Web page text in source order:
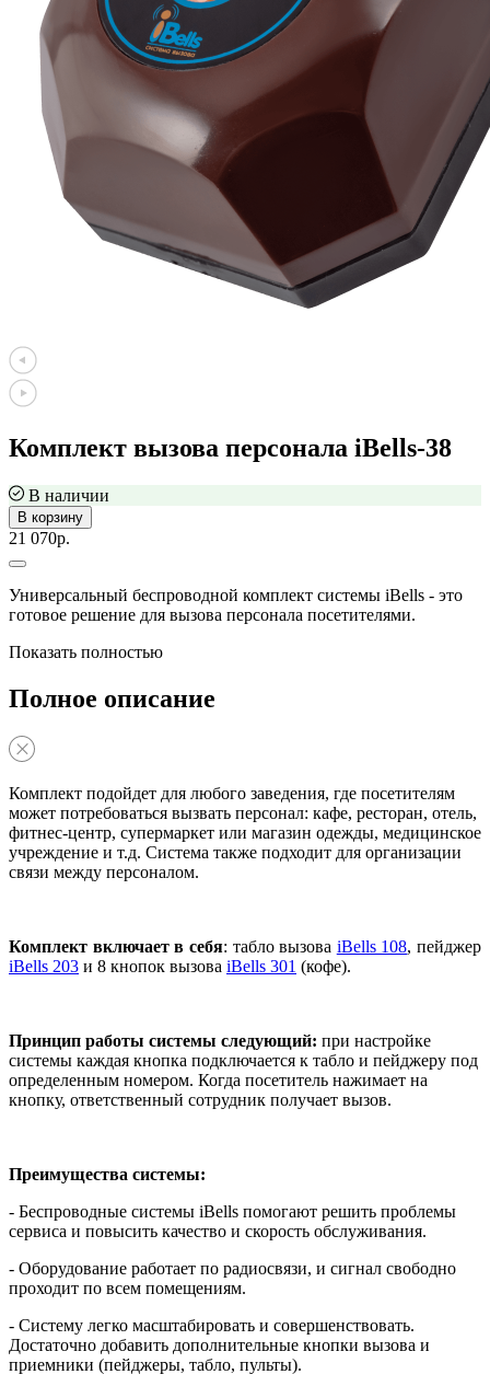
Комплект вызова персонала iBells-38
В наличии
В корзину
21 070р.
Универсальный беспроводной комплект системы iBells - это
готовое решение для вызова персонала посетителями.
Показать полностью
Полное описание
Комплект подойдет для любого заведения, где посетителям
может потребоваться вызвать персонал: кафе, ресторан, отель,
фитнес-центр, супермаркет или магазин одежды, медицинское
учреждение и т.д. Система также подходит для организации
связи между персоналом.
Комплект включает в себя: табло вызова iBells 108, пейджер
iBells 203 и 8 кнопок вызова iBells 301 (кофе).
Принцип работы системы следующий: при настройке
системы каждая кнопка подключается к табло и пейджеру под
определенным номером. Когда посетитель нажимает на
кнопку, ответственный сотрудник получает вызов.
Преимущества системы:
- Беспроводные системы iBells помогают решить проблемы
сервиса и повысить качество и скорость обслуживания.
- Оборудование работает по радиосвязи, и сигнал свободно
проходит по всем помещениям.
- Систему легко масштабировать и совершенствовать.
Достаточно добавить дополнительные кнопки вызова и
приемники (пейджеры, табло, пульты).